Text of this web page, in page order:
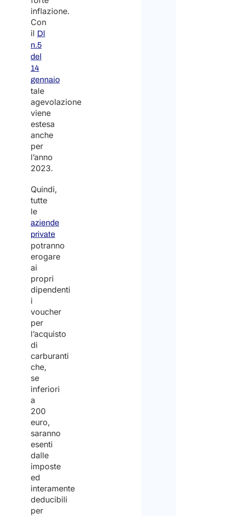
inflazione.
Con
il Dl
n.5
del
14
gennaio
tale
agevolazione
viene
estesa
anche
per
l’anno
2023.
Quindi,
tutte
le
aziende
private
potranno
erogare
ai
propri
dipendenti
i
voucher
per
l’acquisto
di
carburanti
che,
se
inferiori
a
200
euro,
saranno
esenti
dalle
imposte
ed
interamente
deducibili
per